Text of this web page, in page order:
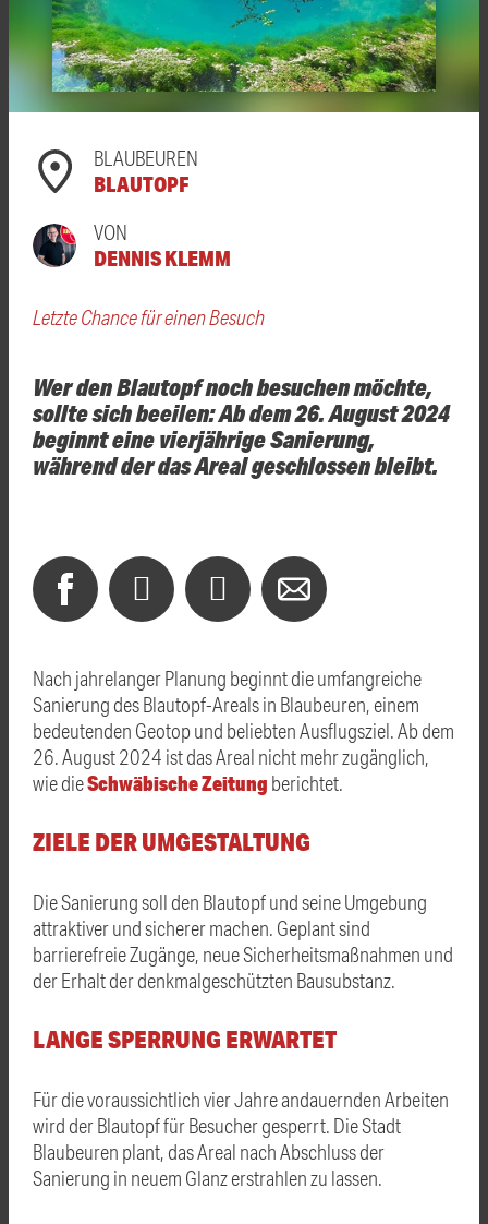
BLAUBEUREN
BLAUTOPF
VON
DENNIS KLEMM
Letzte Chance für einen Besuch
Wer den Blautopf noch besuchen möchte,
sollte sich beeilen: Ab dem 26. August 2024
beginnt eine vierjährige Sanierung,
während der das Areal geschlossen bleibt.
Nach jahrelanger Planung beginnt die umfangreiche
Sanierung des Blautopf-Areals in Blaubeuren, einem
bedeutenden Geotop und beliebten Ausflugsziel. Ab dem
26. August 2024 ist das Areal nicht mehr zugänglich,
wie dieSchwäbische Zeitung berichtet.
ZIELE DER UMGESTALTUNG
Die Sanierung soll den Blautopf und seine Umgebung
attraktiver und sicherer machen. Geplant sind
barrierefreie Zugänge, neue Sicherheitsmaßnahmen und
der Erhalt der denkmalgeschützten Bausubstanz.
LANGE SPERRUNG ERWARTET
Für die voraussichtlich vier Jahre andauernden Arbeiten
wird der Blautopf für Besucher gesperrt. Die Stadt
Blaubeuren plant, das Areal nach Abschluss der
Sanierung in neuem Glanz erstrahlen zu lassen.